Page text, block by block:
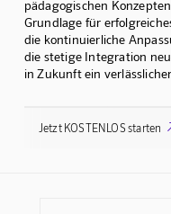
pädagogischen
Grundlage für
die kontinuierliche
die stetige Integration
in Zukunft ein
Jetzt KOSTENLOS starten